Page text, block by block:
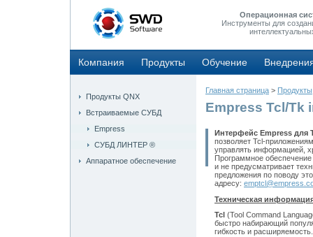
Операционная
Инструменты для
Компания Продукты Обучение
Продукты QNX
Встраиваемые СУБД
Empress
СУБД ЛИНТЕР ®
Аппаратное обеспечение
Главная страница > Продукты
Empress Tcl/Tk
Интерфейс Empress для
позволяет Tcl-
управлять информацией,
Программное
и не предусматривает
предложения по поводу
адресу:
Техническая
Tcl (Tool Command
быстро набирающий
гибкость и расширяемость.